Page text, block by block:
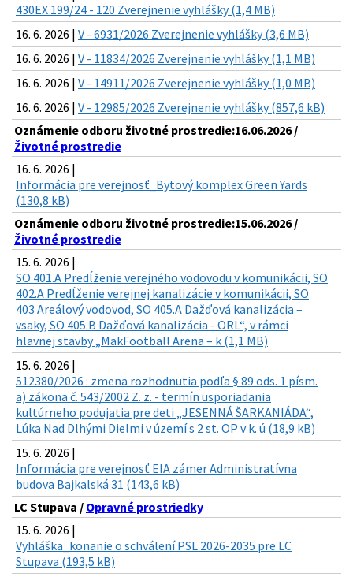
430EX 199/24 - 120 Zverejnenie vyhlášky (1,4 MB)
16. 6. 2026 | V - 6931/2026 Zverejnenie vyhlášky (3,6 MB)
16. 6. 2026 | V - 11834/2026 Zverejnenie vyhlášky (1,1 MB)
16. 6. 2026 | V - 14911/2026 Zverejnenie vyhlášky (1,0 MB)
16. 6. 2026 | V - 12985/2026 Zverejnenie vyhlášky (857,6 kB)
Oznámenie odboru životné prostredie:16.06.2026 /
Životné prostredie
16. 6. 2026 |
Informácia pre verejnosť_Bytový komplex Green Yards
(130,8 kB)
Oznámenie odboru životné prostredie:15.06.2026 /
Životné prostredie
15. 6. 2026 |
SO 401.A Predĺženie verejného vodovodu v komunikácii, SO
402.A Predĺženie verejnej kanalizácie v komunikácii, SO
403 Areálový vodovod, SO 405.A Dažďová kanalizácia –
vsaky, SO 405.B Dažďová kanalizácia - ORL“, v rámci
hlavnej stavby „MakFootball Arena – k (1,1 MB)
15. 6. 2026 |
512380/2026 : zmena rozhodnutia podľa § 89 ods. 1 písm.
a) zákona č. 543/2002 Z. z. - termín usporiadania
kultúrneho podujatia pre deti „JESENNÁ ŠARKANIÁDA“,
Lúka Nad Dlhými Dielmi v území s 2 st. OP v k. ú (18,9 kB)
15. 6. 2026 |
Informácia pre verejnosť EIA zámer Administratívna
budova Bajkalská 31 (143,6 kB)
LC Stupava / Opravné prostriedky
15. 6. 2026 |
Vyhláška_konanie o schválení PSL 2026-2035 pre LC
Stupava (193,5 kB)